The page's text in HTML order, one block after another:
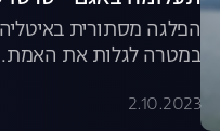
הפלגה מסתורית
במטרה לגלות את האמת.
2.10.2023